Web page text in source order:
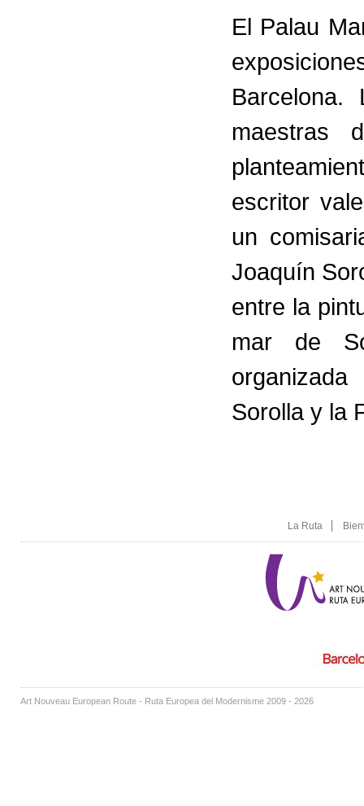
El Palau
maestras
escritor
un
Joaquín
entre la
mar de
Sorolla y la
La Ruta
Art Nouveau European Route - Ruta Europea del Modernisme 2009 - 2026